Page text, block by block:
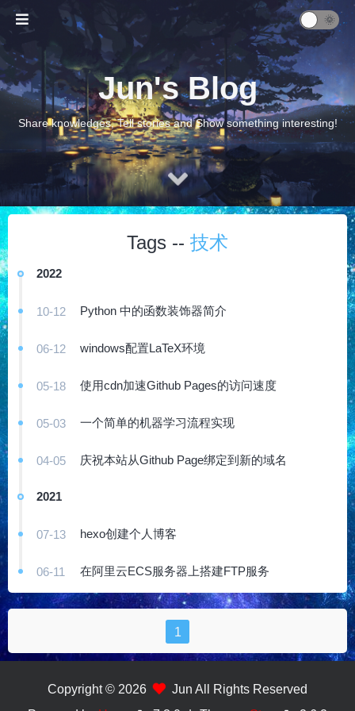
Jun's Blog
Share knowledges, Tell stories and Show something interesting!
Tags -- 技术
2022
10-12 Python 中的函数装饰器简介
06-12 windows配置LaTeX环境
05-18 使用cdn加速Github Pages的访问速度
05-03 一个简单的机器学习流程实现
04-05 庆祝本站从Github Page绑定到新的域名
2021
07-13 hexo创建个人博客
06-11 在阿里云ECS服务器上搭建FTP服务
1
Copyright © 2026
Jun All Rights Reserved